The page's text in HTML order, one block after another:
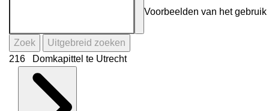
Voorbeelden van het
Zoek
Uitgebreid zoeken
216 Domkapittel te Utrecht